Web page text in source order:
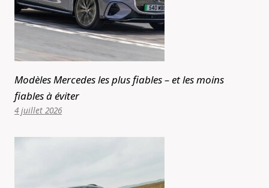
Modèles Mercedes les plus fiables – et les moins
fiables à éviter
4 juillet 2026